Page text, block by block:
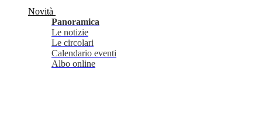
Novità
Panoramica
Le notizie
Le circolari
Calendario eventi
Albo online